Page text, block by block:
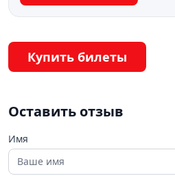
Купить билеты
Оставить отзыв
Имя